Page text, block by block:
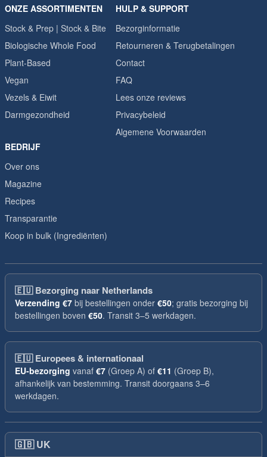
ONZE ASSORTIMENTEN
Stock & Prep | Stock & Bite
Biologische Whole Food
Plant-Based
Vegan
Vezels & Eiwit
Darmgezondheid
HULP & SUPPORT
Bezorginformatie
Retourneren & Terugbetalingen
Contact
FAQ
Lees onze reviews
Privacybeleid
Algemene Voorwaarden
BEDRIJF
Over ons
Magazine
Recipes
Transparantie
Koop in bulk (Ingrediënten)
🇪🇺Bezorging naar Netherlands
Verzending €7 bij bestellingen onder €50; gratis bezorging bij
bestellingen boven €50. Transit 3–5 werkdagen.
🇪🇺Europees & internationaal
EU-bezorging vanaf €7 (Groep A) of €11 (Groep B),
afhankelijk van bestemming. Transit doorgaans 3–6
werkdagen.
🇬🇧 UK